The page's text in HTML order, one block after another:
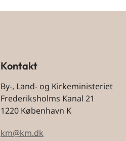
Kontakt
By-, Land- og Kirkeministeriet
Frederiksholms Kanal 21
1220 København K
km@km.dk